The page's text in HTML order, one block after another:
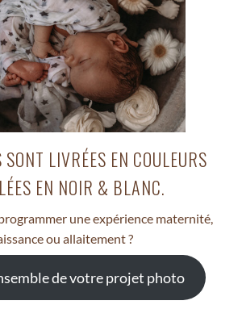
SONT LIVRÉES EN COULEURS
EN NOIR & BLANC.
une expérience maternité,
ou allaitement ?
de votre projet photo